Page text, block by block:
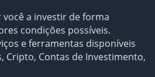
você a investir de forma
condições possíveis.
e ferramentas disponíveis
Cripto, Contas de Investimento,